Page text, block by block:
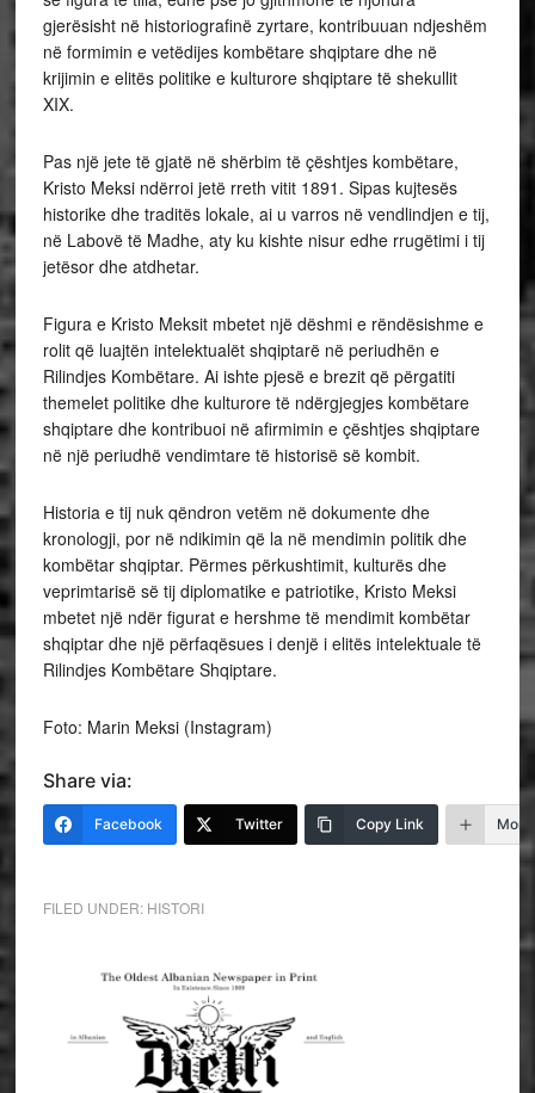
gjerësisht në historiografinë zyrtare, kontribuuan ndjeshëm
në formimin e vetëdijes kombëtare shqiptare dhe në
krijimin e elitës politike e kulturore shqiptare të shekullit
XIX.
Pas një jete të gjatë në shërbim të çështjes kombëtare,
Kristo Meksi ndërroi jetë rreth vitit 1891. Sipas kujtesës
historike dhe traditës lokale, ai u varros në vendlindjen e tij,
në Labovë të Madhe, aty ku kishte nisur edhe rrugëtimi i tij
jetësor dhe atdhetar.
Figura e Kristo Meksit mbetet një dëshmi e rëndësishme e
rolit që luajtën intelektualët shqiptarë në periudhën e
Rilindjes Kombëtare. Ai ishte pjesë e brezit që përgatiti
themelet politike dhe kulturore të ndërgjegjes kombëtare
shqiptare dhe kontribuoi në afirmimin e çështjes shqiptare
në një periudhë vendimtare të historisë së kombit.
Historia e tij nuk qëndron vetëm në dokumente dhe
kronologji, por në ndikimin që la në mendimin politik dhe
kombëtar shqiptar. Përmes përkushtimit, kulturës dhe
veprimtarisë së tij diplomatike e patriotike, Kristo Meksi
mbetet një ndër figurat e hershme të mendimit kombëtar
shqiptar dhe një përfaqësues i denjë i elitës intelektuale të
Rilindjes Kombëtare Shqiptare.
Foto: Marin Meksi (Instagram)
Share via:
Facebook Twitter Copy Link More
FILED UNDER: HISTORI